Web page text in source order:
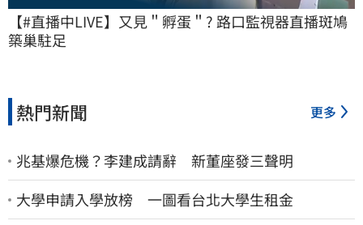
【#直播中LIVE】又見＂孵蛋＂? 路口監視器直播斑鳩
築巢駐足
熱門新聞 更多
兆基爆危機？李建成請辭 新董座發三聲明
大學申請入學放榜 一圖看台北大學生租金